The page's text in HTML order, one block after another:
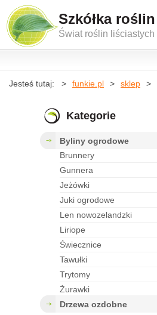
Szkółka roślin
Świat roślin liściastych
Jesteś tutaj: funkie.pl sklep
Kategorie
byliny ogrodowe
brunnery
gunnera
jeżówki
juki ogrodowe
len nowozelandzki
liriope
świecznice
tawułki
trytomy
żurawki
drzewa ozdobne